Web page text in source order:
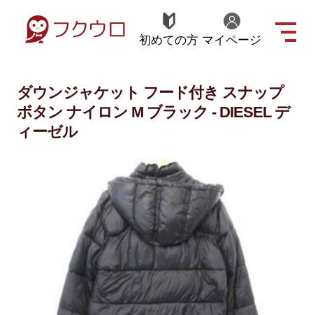
初めての方 マイページ
ダウンジャケット フード付き スナップ
ボタン ナイロン M ブラック - DIESEL デ
ィーゼル